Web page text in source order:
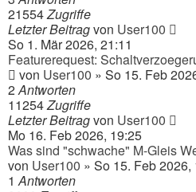
21554Zugriffe
Letzter Beitragvon User100
So 1. Mär 2026, 21:11
Featurerequest:
von User100 » So 15. Feb
2Antworten
11254Zugriffe
Letzter Beitragvon User100
Mo 16. Feb 2026, 19:25
Was sind "schwache" M-Gleis
von User100 » So 15. Feb 2026,
1Antworten